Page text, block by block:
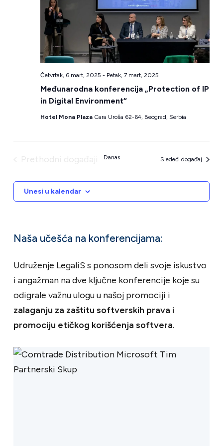
Međunarodna konferencija „Protection of IP
in Digital Environment“
Četvrtak, 6 mart, 2025 - Petak, 7 mart, 2025
Hotel Mona Plaza Cara Uroša 62-64, Beograd, Serbia
Danas Sledeći događaj
Unesi u kalendar
Naša učešća na konferencijama:
Udruženje LegaliS s ponosom deli svoje iskustvo
i angažman na dve ključne konferencije koje su
odigrale važnu ulogu u našoj promociji i
zalaganju za zaštitu softverskih prava i
promociju etičkog korišćenja softvera.